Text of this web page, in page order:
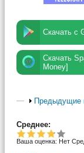
Скачать с
Скачать
Money]
Предыдущие
Среднее:
Ваша оценка: Нет